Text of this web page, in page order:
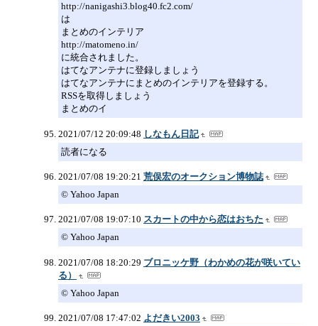
http://nanigashi3.blog40.fc2.com/
は
まとめのインテリア
http://matomeno.in/
に統合されました。
はてなアンテナに登録しましょう
はてなアンテナにまとめのインテリアを登録する。
RSSを取得しましょう
まとめのイ
2021/07/12 20:09:48 しなもん日記
読者になる
2021/07/08 19:20:21 荒俣宏のオークション博物誌
© Yahoo Japan
2021/07/08 19:07:10 スカートの中から恋はおちた
© Yahoo Japan
2021/07/08 18:20:29 ブロニッケ野（わかめの花が咲いてい
る）
© Yahoo Japan
2021/07/08 17:47:02 よだきい2003